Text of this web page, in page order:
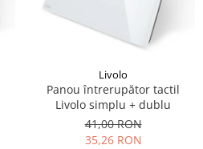
Livolo
Panou întrerupător tactil
Livolo simplu + dublu
41,00 RON
35,26 RON